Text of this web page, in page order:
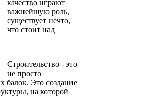
качество играют
важнейшую роль,
существует нечто,
что стоит над
Строительство - это
не просто
балок. Это создание
на которой